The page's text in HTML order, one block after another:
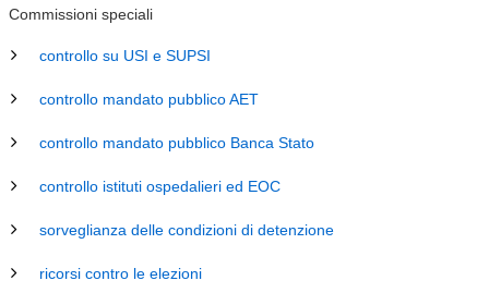
Commissioni speciali
controllo su USI e SUPSI
controllo mandato pubblico AET
controllo mandato pubblico Banca Stato
controllo istituti ospedalieri ed EOC
sorveglianza delle condizioni di detenzione
ricorsi contro le elezioni